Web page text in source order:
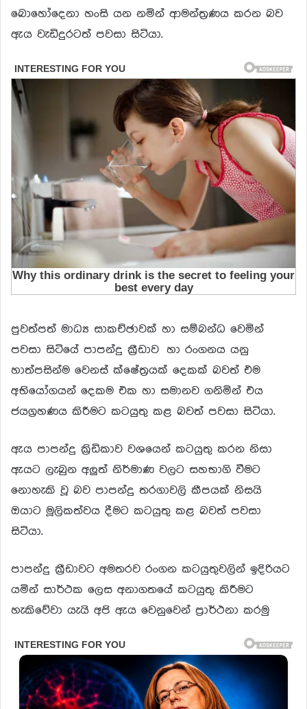
බොහෝදෙනා හංසි යන නමින් ආමන්ත්‍රණය කරන බව
ඇය වැඩිදුරටත් පවසා සිටියා.
පුවත්පත් මාධ්‍ය සාකච්ඡාවක් හා සම්බන්ධ වෙමින්
පවසා සිටියේ පාපන්දු ක්‍රීඩාව හා රංගනය යනු
හාත්පසින්ම වෙනස් ක්ෂේත්‍රයක් දෙකක් බවත් එම
අභියෝගයන් දෙකම එක හා සමානව ගනිමින් එය
ජයග්‍රහණය කිරීමට කටයුතු කළ බවත් පවසා සිටියා.
ඇය පාපන්දු ක්‍රිඩිකාව වශයෙන් කටයුතු කරන නිසා
ඇයට ලැබුන අලුත් නිර්මාණ වලට සහභාගි වීමට
නොහැකි වූ බව පාපන්දු තරගාවලි කීපයක් නිසයි
ඔයාට මූලිකත්වය දීමට කටයුතු කළ බවත් පවසා
සිටියා.
පාපන්දු ක්‍රීඩාවට අමතරව රංගන කටයුතුවලින් ඉදිරියට
යමින් සාර්ථක ලෙස අනාගතයේ කටයුතු කිරීමට
හැකිවේවා යැයි අපි ඇය වෙනුවෙන් ප්‍රාර්ථනා කරමු